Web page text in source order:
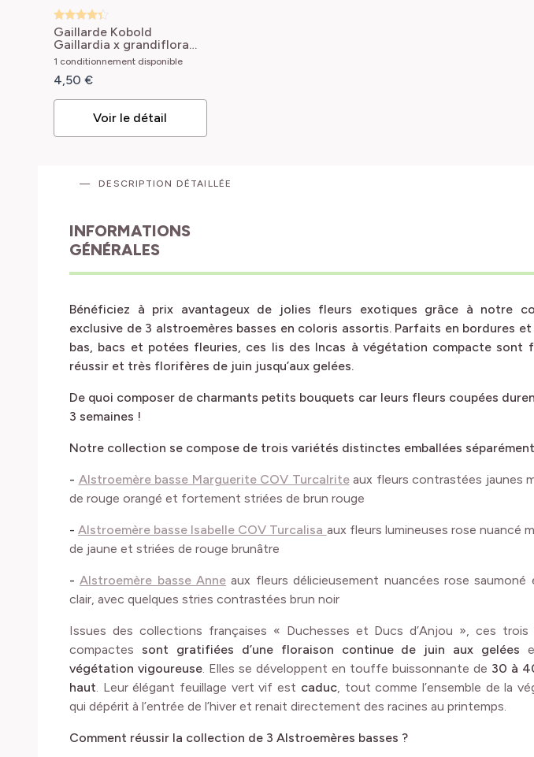
Gaillarde Kobold
Gaillardia x grandiflora
Kobold
1 conditionnement disponible
4,50 €
Voir le détail
DESCRIPTION DÉTAILLÉE
INFORMATIONS
GÉNÉRALES
Bénéficiez à prix avantageux de jolies fleurs exotiques grâce à notre
exclusive de 3 alstroemères basses en coloris assortis. Parfaits en bordures et
bas, bacs et potées fleuries, ces lis des Incas à végétation compacte sont
réussir et très florifères de juin jusqu’aux gelées.
De quoi composer de charmants petits bouquets car leurs fleurs coupées
3 semaines !
Notre collection se compose de trois variétés distinctes emballées
- Alstroemère basse Marguerite COV Turcalrite aux fleurs contrastées jaunes
de rouge orangé et fortement striées de brun rouge
-Alstroemère basse Isabelle COV Turcalisa aux fleurs lumineuses rose nuancé
de jaune et striées de rouge brunâtre
-Alstroemère basse Anne aux fleurs délicieusement nuancées rose saumoné
clair, avec quelques stries contrastées brun noir
Issues des collections françaises « Duchesses et Ducs d’Anjou », ces trois
compactes sont gratifiées d’une floraison continue de juin aux gelées
végétation vigoureuse . Elles se développent en touffe buissonnante de 30 à
haut . Leur élégant feuillage vert vif est caduc, tout comme l’ensemble de la
qui dépérit à l’entrée de l’hiver et renait directement des racines au printemps.
Comment réussir la collection de 3 Alstroemères basses ?